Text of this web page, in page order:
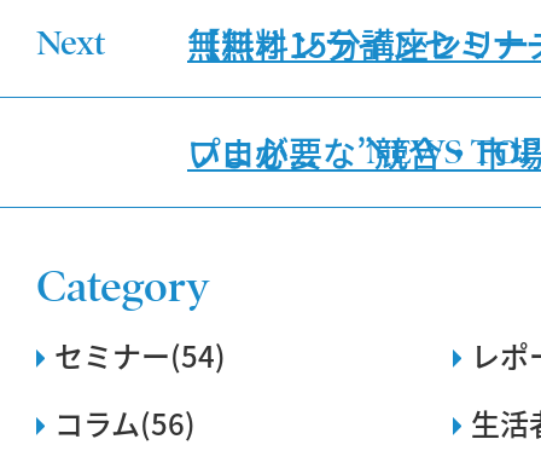
無料オンラインセミ
いま必要な”競合・市場調査”と”迅速な
NEWS TOP
Next 【無料15分講座シリー
プロが...
Category
セミナー(54)
レ
コラム(56)
生活